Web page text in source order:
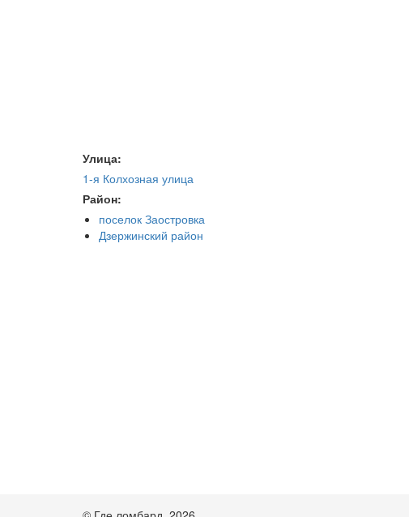
Улица:
1-я Колхозная улица
Район:
поселок Заостровка
Дзержинский район